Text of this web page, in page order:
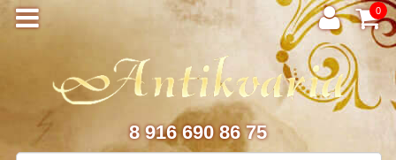
0
8 916 690 86 75